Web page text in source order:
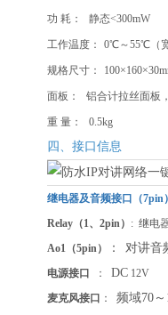
功 耗： 静态<300mW
工作温度： 0℃～55℃（
规格尺寸：
面板： 铝合计拉丝面板
重 量： 0.5kg
四、接口信息
继电器及音频接口（7pin
Relay（1、2pin） : 继
Ao1（5pin） ： 对讲音
电源接口 ： DC 12V
麦克风接口 ： 频域70